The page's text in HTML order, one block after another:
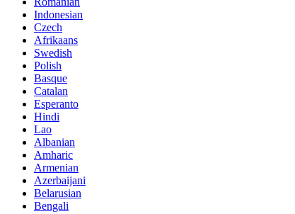
Indonesian
Czech
Afrikaans
Swedish
Polish
Basque
Catalan
Esperanto
Hindi
Lao
Albanian
Amharic
Armenian
Azerbaijani
Belarusian
Bengali